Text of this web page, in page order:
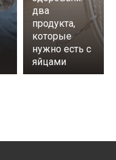
два
продукта,
которые
нужно есть с
яйцами